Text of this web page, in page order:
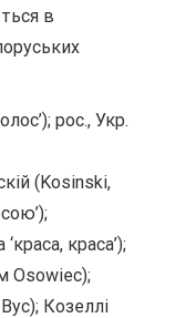
в
рос., Укр.
(Kosinski,
краса’);
Osowiec);
Козеллі